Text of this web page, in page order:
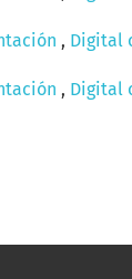
, Digital
, Digital